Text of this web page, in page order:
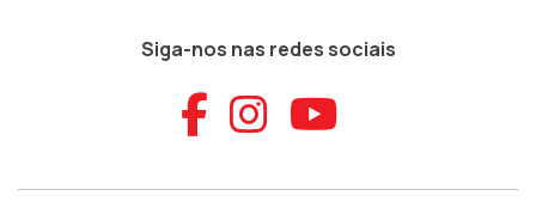
Siga-nos nas redes sociais
Aceder ao
Aceder ao
Aceder